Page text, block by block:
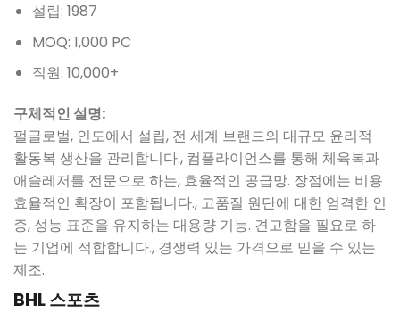
설립: 1987
MOQ: 1,000 PC
직원: 10,000+
구체적인 설명:
펄글로벌, 인도에서 설립, 전 세계 브랜드의 대규모 윤리적
활동복 생산을 관리합니다., 컴플라이언스를 통해 체육복과
애슬레저를 전문으로 하는, 효율적인 공급망. 장점에는 비용
효율적인 확장이 포함됩니다., 고품질 원단에 대한 엄격한 인
증, 성능 표준을 유지하는 대용량 기능. 견고함을 필요로 하
는 기업에 적합합니다., 경쟁력 있는 가격으로 믿을 수 있는
제조.
BHL 스포츠